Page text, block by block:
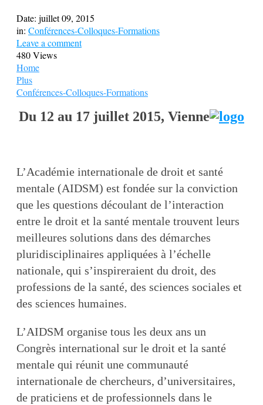
Date: juillet 09, 2015
in: Conférences-Colloques-Formations
Leave a comment
480 Views
Home
Plus
Conférences-Colloques-Formations
Du 12 au 17 juillet 2015, Vienne
L’Académie internationale de droit et santé
mentale (AIDSM) est fondée sur la conviction
que les questions découlant de l’interaction
entre le droit et la santé mentale trouvent leurs
meilleures solutions dans des démarches
pluridisciplinaires appliquées à l’échelle
nationale, qui s’inspireraient du droit, des
professions de la santé, des sciences sociales et
des sciences humaines.
L’AIDSM organise tous les deux ans un
Congrès international sur le droit et la santé
mentale qui réunit une communauté
internationale de chercheurs, d’universitaires,
de praticiens et de professionnels dans le